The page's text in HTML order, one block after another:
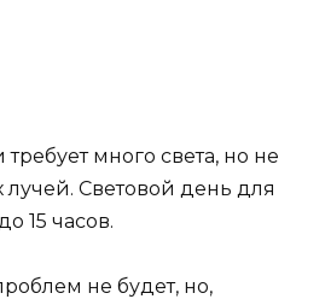
много света, но не
Световой день для
15 часов.
не будет, но,